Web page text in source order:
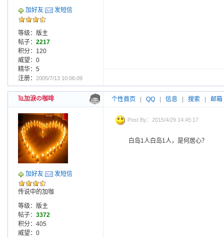
加好友 发短信
等级：版主
帖子： 2217
积分：120
威望：0
精华：5
注册： 2005/7/13 10:06:09
℡加淚の咖啡 个性首页 QQ 信息 搜索 邮箱
加好友 发短信
传说中的加咖
等级：版主
帖子： 3372
积分：405
威望：0
Post By：2015/4/29 14:45:17
白岛1人白岛1人，是何居心？